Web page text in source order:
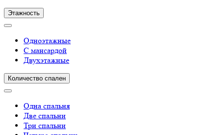
Этажность
Одноэтажные
С мансардой
Двухэтажные
Количество спален
Одна спальня
Две спальни
Три спальни